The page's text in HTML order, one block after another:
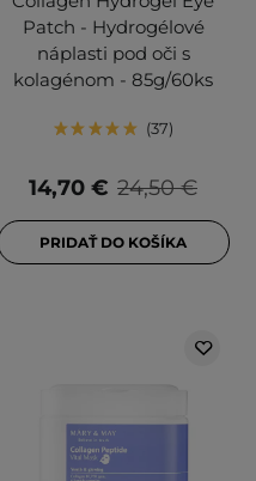
Patch - Hydrogélové
náplasti pod oči s
kolagénom - 85g/60ks
37
24,50 €
14,70 €
PRIDAŤ DO KOŠÍKA